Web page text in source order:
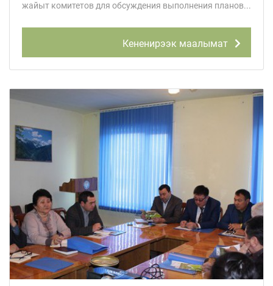
жайыт комитетов для обсуждения выполнения планов...
Кененирээк маалымат